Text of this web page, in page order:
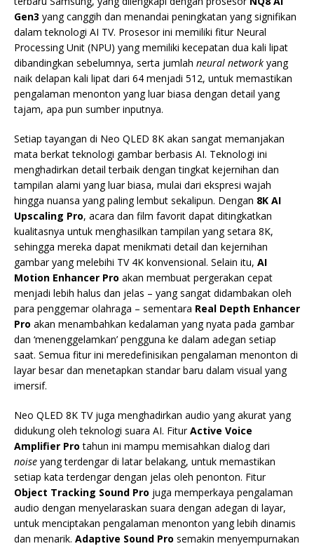
Gen3 yang canggih dan menandai peningkatan yang signifikan
dalam teknologi AI TV. Prosesor ini memiliki fitur Neural
Processing Unit (NPU) yang memiliki kecepatan dua kali lipat
dibandingkan sebelumnya, serta jumlah neural network yang
naik delapan kali lipat dari 64 menjadi 512, untuk memastikan
pengalaman menonton yang luar biasa dengan detail yang
tajam, apa pun sumber inputnya.
Setiap tayangan di Neo QLED 8K akan sangat memanjakan
mata berkat teknologi gambar berbasis AI. Teknologi ini
menghadirkan detail terbaik dengan tingkat kejernihan dan
tampilan alami yang luar biasa, mulai dari ekspresi wajah
hingga nuansa yang paling lembut sekalipun. Dengan 8K AI
Upscaling Pro, acara dan film favorit dapat ditingkatkan
kualitasnya untuk menghasilkan tampilan yang setara 8K,
sehingga mereka dapat menikmati detail dan kejernihan
gambar yang melebihi TV 4K konvensional. Selain itu, AI
Motion Enhancer Pro akan membuat pergerakan cepat
menjadi lebih halus dan jelas – yang sangat didambakan oleh
para penggemar olahraga – sementara Real Depth Enhancer
Pro akan menambahkan kedalaman yang nyata pada gambar
dan ‘menenggelamkan’ pengguna ke dalam adegan setiap
saat. Semua fitur ini meredefinisikan pengalaman menonton di
layar besar dan menetapkan standar baru dalam visual yang
imersif.
Neo QLED 8K TV juga menghadirkan audio yang akurat yang
didukung oleh teknologi suara AI. FiturActive Voice
Amplifier Pro tahun ini mampu memisahkan dialog dari
noise yang terdengar di latar belakang, untuk memastikan
setiap kata terdengar dengan jelas oleh penonton. Fitur
Object Tracking Sound Pro juga memperkaya pengalaman
audio dengan menyelaraskan suara dengan adegan di layar,
untuk menciptakan pengalaman menonton yang lebih dinamis
dan menarik. Adaptive Sound Pro semakin menyempurnakan